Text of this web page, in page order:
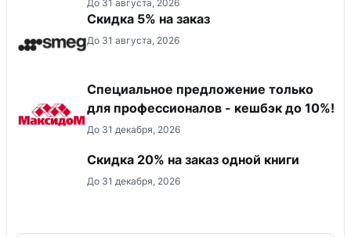
До 31 августа, 2026
Скидка 5% на заказ
До 31 августа, 2026
Специальное предложение только
для профессионалов - кешбэк до 10%!
До 31 декабря, 2026
Скидка 20% на заказ одной книги
До 31 декабря, 2026